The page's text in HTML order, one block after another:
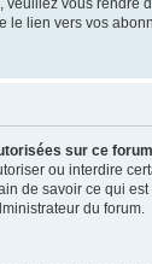
veuillez vous rendre
le lien vers vos
sur ce
ou interdire
de savoir ce qui
du forum.